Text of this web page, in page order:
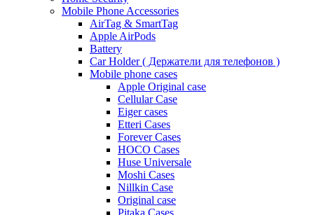
Mobile Phone Accessories
AirTag & SmartTag
Apple AirPods
Battery
Car Holder ( Держатели для телефонов )
Mobile phone cases
Apple Original case
Cellular Case
Eiger cases
Etteri Cases
Forever Cases
HOCO Cases
Huse Universale
Moshi Cases
Nillkin Case
Original case
Pitaka Cases